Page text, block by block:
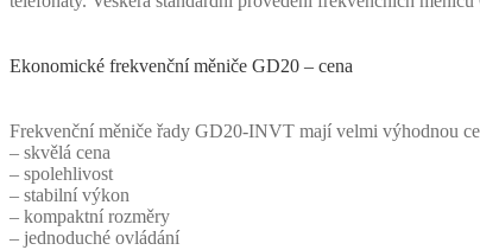
Ekonomické frekvenční měniče GD20 – cena
Frekvenční měniče řady GD20-INVT mají velmi výhodnou
– skvělá cena
– spolehlivost
– stabilní výkon
– kompaktní rozměry
– jednoduché ovládání